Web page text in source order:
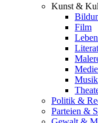
Kunst &
Film
Musik
Politik &
Parteien &